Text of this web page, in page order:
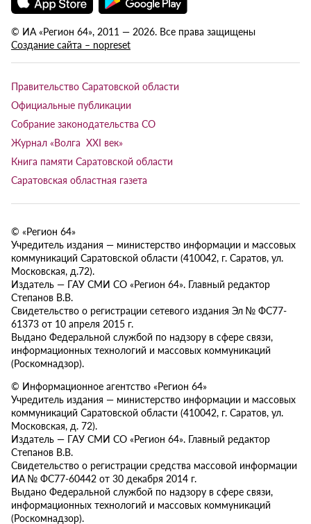
© ИА «Регион 64», 2011 — 2026. Все права защищены
Создание сайта – nopreset
Правительство Саратовской области
Официальные публикации
Собрание законодательства СО
Журнал «Волга XXI век»
Книга памяти Саратовской области
Саратовская областная газета
© «Регион 64»
Учредитель издания — министерство информации и массовых
коммуникаций Саратовской области (410042, г. Саратов, ул.
Московская, д.72).
Издатель — ГАУ СМИ СО «Регион 64». Главный редактор
Степанов В.В.
Свидетельство о регистрации сетевого издания Эл № ФС77-
61373 от 10 апреля 2015 г.
Выдано Федеральной службой по надзору в сфере связи,
информационных технологий и массовых коммуникаций
(Роскомнадзор).
© Информационное агентство «Регион 64»
Учредитель издания — министерство информации и массовых
коммуникаций Саратовской области (410042, г. Саратов, ул.
Московская, д. 72).
Издатель — ГАУ СМИ СО «Регион 64». Главный редактор
Степанов В.В.
Свидетельство о регистрации средства массовой информации
ИА № ФС77-60442 от 30 декабря 2014 г.
Выдано Федеральной службой по надзору в сфере связи,
информационных технологий и массовых коммуникаций
(Роскомнадзор).